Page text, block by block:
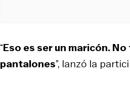
“Eso es ser un maricón.
pantalones”, lanzó la